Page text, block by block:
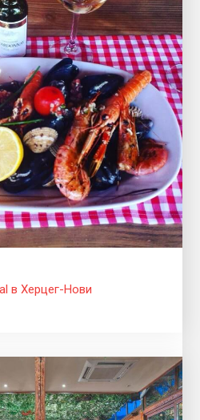
в Херцег-Нови